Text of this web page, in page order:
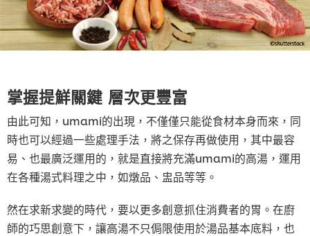
掌握提鮮關鍵 層次更豐富
由此可知，umami的出現，不僅僅只能從食材本身而來，同
時也可以經過一些處理手法，將之保存再做使用，其中最容
易、也最廣泛運用的，就是直接將充滿umami的高湯，運用
在各種湯式料理之中，如燉品、盅品等等。
然在求新求變的時代，要以更多創意抓住消費者的胃。在廚
師的巧思創意下，讓高湯不只侷限使用於湯品基本底料，也